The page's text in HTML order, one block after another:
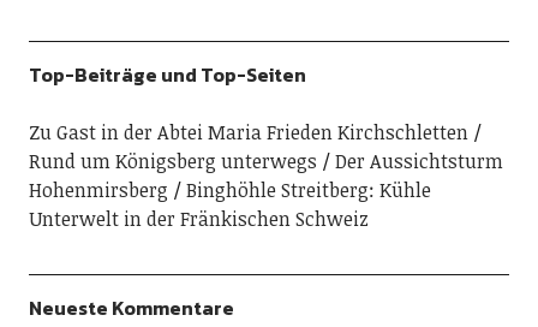
Top-Beiträge und Top-Seiten
Zu Gast in der Abtei Maria Frieden Kirchschletten
Rund um Königsberg unterwegs
Der Aussichtsturm
Hohenmirsberg
Binghöhle Streitberg: Kühle
Unterwelt in der Fränkischen Schweiz
Neueste Kommentare